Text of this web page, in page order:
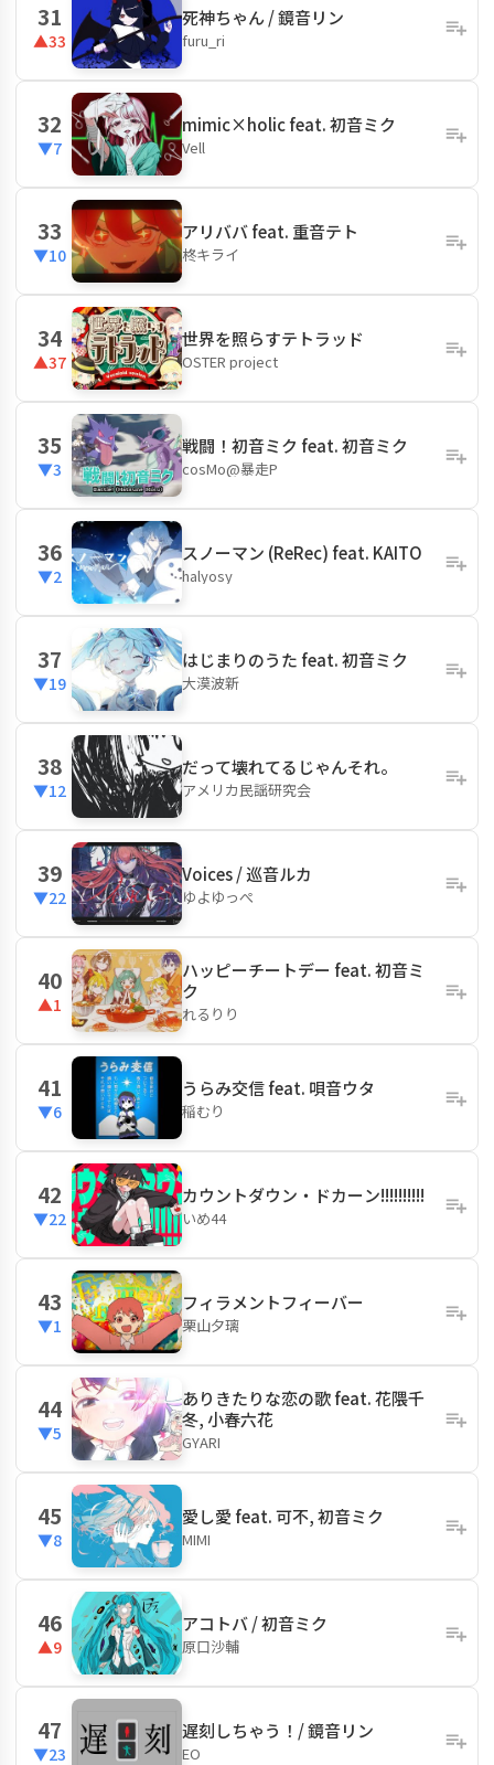
31
▲33
死神ちゃん / 鏡音リン
furu_ri
32
▼7
mimic×holic feat. 初音ミク
Vell
33
▼10
アリババ feat. 重音テト
柊キライ
34
▲37
世界を照らすテトラッド
OSTER project
35
▼3
戦闘！初音ミク feat. 初音ミク
cosMo@暴走P
36
▼2
スノーマン (ReRec) feat. KAITO
halyosy
37
▼19
はじまりのうた feat. 初音ミク
大漠波新
38
▼12
だって壊れてるじゃんそれ。
アメリカ民謡研究会
39
▼22
Voices / 巡音ルカ
ゆよゆっぺ
40
▲1
ハッピーチートデー feat. 初音ミ
ク
れるりり
41
▼6
うらみ交信 feat. 唄音ウタ
稲むり
42
▼22
カウントダウン・ドカーン!!!!!!!!!!
いめ44
43
▼1
フィラメントフィーバー
栗山夕璃
44
▼5
ありきたりな恋の歌 feat. 花隈千
冬, 小春六花
GYARI
45
▼8
愛し愛 feat. 可不, 初音ミク
MIMI
46
▲9
アコトバ / 初音ミク
原口沙輔
47
▼23
遅刻しちゃう！/ 鏡音リン
EO